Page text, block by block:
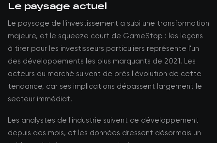
Le paysage actuel
Le paysage de l'investissement a subi une transformation
majeure, et le squeeze court de GameStop : les leçons
à tirer pour les investisseurs particuliers représente l'un
des développements les plus marquants de 2021. Les
acteurs du marché suivent de près l'évolution de cette
tendance, car ses implications dépassent largement le
secteur immédiat.
Les analystes de l'industrie suivent ce développement
depuis des mois, et les données dressent désormais un